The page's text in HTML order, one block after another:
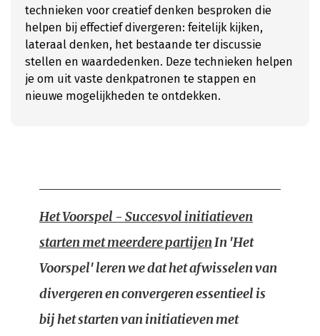
technieken voor creatief denken besproken die
helpen bij effectief divergeren: feitelijk kijken,
lateraal denken, het bestaande ter discussie
stellen en waardedenken. Deze technieken helpen
je om uit vaste denkpatronen te stappen en
nieuwe mogelijkheden te ontdekken.
Het Voorspel - Succesvol initiatieven
starten met meerdere partijenIn 'Het
Voorspel' leren we dat het afwisselen van
divergeren en convergeren essentieel is
bij het starten van initiatieven met